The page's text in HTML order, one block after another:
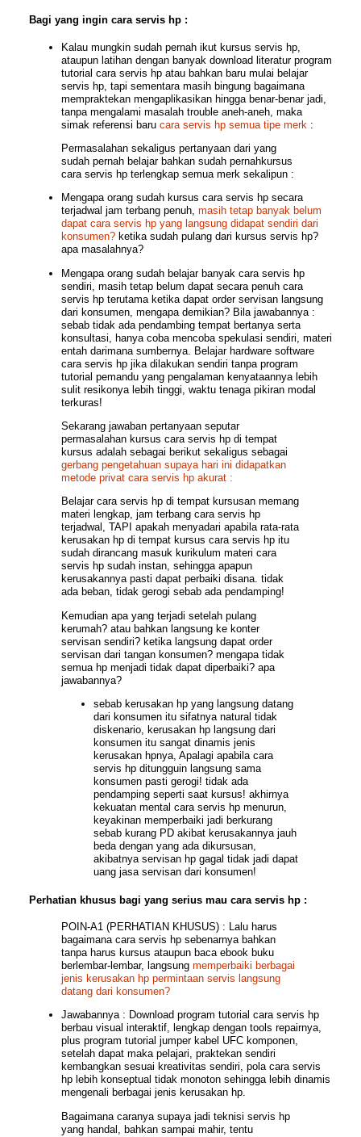
Bagi yang ingin cara servis hp :
Kalau mungkin sudah pernah ikut kursus servis hp,
ataupun latihan dengan banyak download literatur program
tutorial cara servis hp atau bahkan baru mulai belajar
servis hp, tapi sementara masih bingung bagaimana
mempraktekan mengaplikasikan hingga benar-benar jadi,
tanpa mengalami masalah trouble aneh-aneh, maka
simak referensi baru cara servis hp semua tipe merk :
Permasalahan sekaligus pertanyaan dari yang
sudah pernah belajar bahkan sudah pernahkursus
cara servis hp terlengkap semua merk sekalipun :
Mengapa orang sudah kursus cara servis hp secara
terjadwal jam terbang penuh, masih tetap banyak belum
dapat cara servis hp yang langsung didapat sendiri dari
konsumen? ketika sudah pulang dari kursus servis hp?
apa masalahnya?
Mengapa orang sudah belajar banyak cara servis hp
sendiri, masih tetap belum dapat secara penuh cara
servis hp terutama ketika dapat order servisan langsung
dari konsumen, mengapa demikian? Bila jawabannya :
sebab tidak ada pendambing tempat bertanya serta
konsultasi, hanya coba mencoba spekulasi sendiri, materi
entah darimana sumbernya. Belajar hardware software
cara servis hp jika dilakukan sendiri tanpa program
tutorial pemandu yang pengalaman kenyataannya lebih
sulit resikonya lebih tinggi, waktu tenaga pikiran modal
terkuras!
Sekarang jawaban pertanyaan seputar
permasalahan kursus cara servis hp di tempat
kursus adalah sebagai berikut sekaligus sebagai
gerbang pengetahuan supaya hari ini didapatkan
metode privat cara servis hp akurat :
Belajar cara servis hp di tempat kursusan memang
materi lengkap, jam terbang cara servis hp
terjadwal, TAPI apakah menyadari apabila rata-rata
kerusakan hp di tempat kursus cara servis hp itu
sudah dirancang masuk kurikulum materi cara
servis hp sudah instan, sehingga apapun
kerusakannya pasti dapat perbaiki disana. tidak
ada beban, tidak gerogi sebab ada pendamping!
Kemudian apa yang terjadi setelah pulang
kerumah? atau bahkan langsung ke konter
servisan sendiri? ketika langsung dapat order
servisan dari tangan konsumen? mengapa tidak
semua hp menjadi tidak dapat diperbaiki? apa
jawabannya?
sebab kerusakan hp yang langsung datang
dari konsumen itu sifatnya natural tidak
diskenario, kerusakan hp langsung dari
konsumen itu sangat dinamis jenis
kerusakan hpnya, Apalagi apabila cara
servis hp ditungguin langsung sama
konsumen pasti gerogi! tidak ada
pendamping seperti saat kursus! akhirnya
kekuatan mental cara servis hp menurun,
keyakinan memperbaiki jadi berkurang
sebab kurang PD akibat kerusakannya jauh
beda dengan yang ada dikursusan,
akibatnya servisan hp gagal tidak jadi dapat
uang jasa servisan dari konsumen!
Perhatian khusus bagi yang serius mau cara servis hp :
POIN-A1 (PERHATIAN KHUSUS) : Lalu harus
bagaimana cara servis hp sebenarnya bahkan
tanpa harus kursus ataupun baca ebook buku
berlembar-lembar, langsung memperbaiki berbagai
jenis kerusakan hp permintaan servis langsung
datang dari konsumen?
Jawabannya : Download program tutorial cara servis hp
berbau visual interaktif, lengkap dengan tools repairnya,
plus program tutorial jumper kabel UFC komponen,
setelah dapat maka pelajari, praktekan sendiri
kembangkan sesuai kreativitas sendiri, pola cara servis
hp lebih konseptual tidak monoton sehingga lebih dinamis
mengenali berbagai jenis kerusakan hp.
Bagaimana caranya supaya jadi teknisi servis hp
yang handal, bahkan sampai mahir, tentu